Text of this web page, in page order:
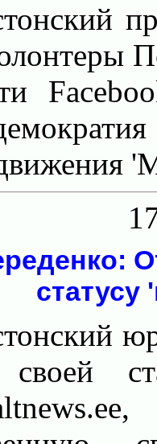
статусу